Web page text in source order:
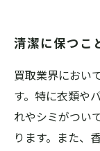
清潔に保つこ
買取業界におい
す。特に衣類や
れやシミがつい
ります。また、